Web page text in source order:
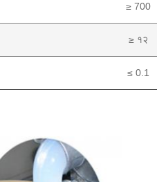
≥ 700
≥ १२
≤ 0.1